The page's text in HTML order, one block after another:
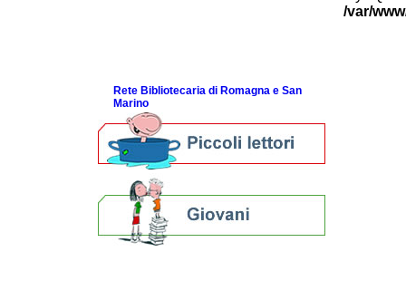
/var/
Rete Bibliotecaria di Romagna e San
Marino